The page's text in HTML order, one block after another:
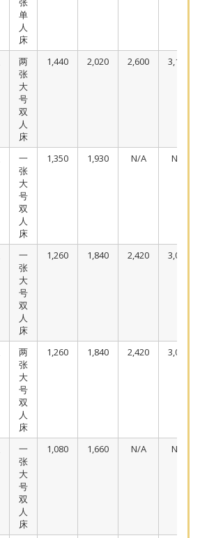
单
人
床
两
张
大
号
双
人
床
1,440 2,020 2,600 3,180
一
张
大
号
双
人
床
1,350 1,930 N/A N/A
一
张
大
号
双
人
床
1,260 1,840 2,420 3,000
两
张
大
号
双
人
床
1,260 1,840 2,420 3,000
一
张
大
号
双
人
床
1,080 1,660 N/A N/A